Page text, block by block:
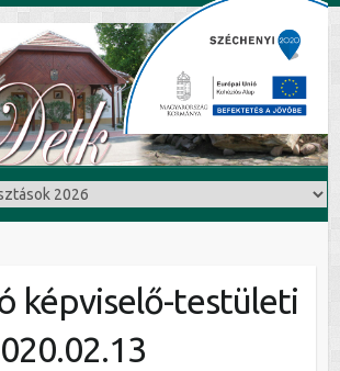
képviselő-testületi